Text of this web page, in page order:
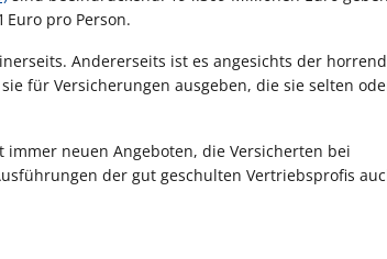
Euro pro Person.
Andererseits ist es angesichts der
für Versicherungen ausgeben, die sie selten
neuen Angeboten, die Versicherten bei
der gut geschulten Vertriebsprofis